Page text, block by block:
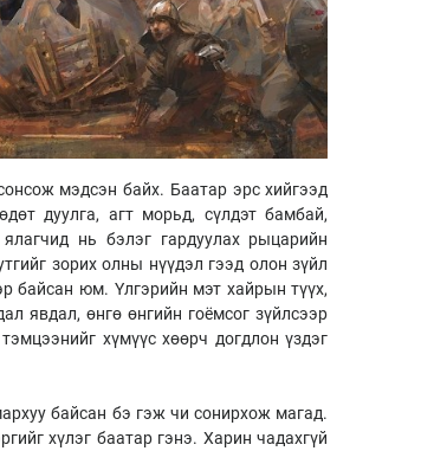
мэдсэн байх. Баатар эрс хийгээд
дуулга, агт морьд, сүлдэт бамбай,
нь бэлэг гардуулах рыцарийн
зорих олны нүүдэл гээд олон зүйл
байсан юм. Үлгэрийн мэт хайрын түүх,
явдал, өнгө өнгийн гоёмсог зүйлсээр
хүмүүс хөөрч догдлон үздэг
байсан бэ гэж чи сонирхож магад.
хүлэг баатар гэнэ. Харин чадахгүй